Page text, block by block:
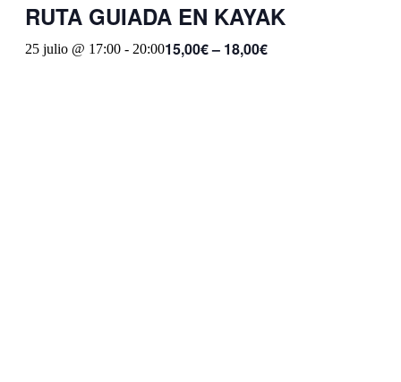
RUTA GUIADA EN KAYAK
25 julio @ 17:00 - 20:0015,00€ – 18,00€